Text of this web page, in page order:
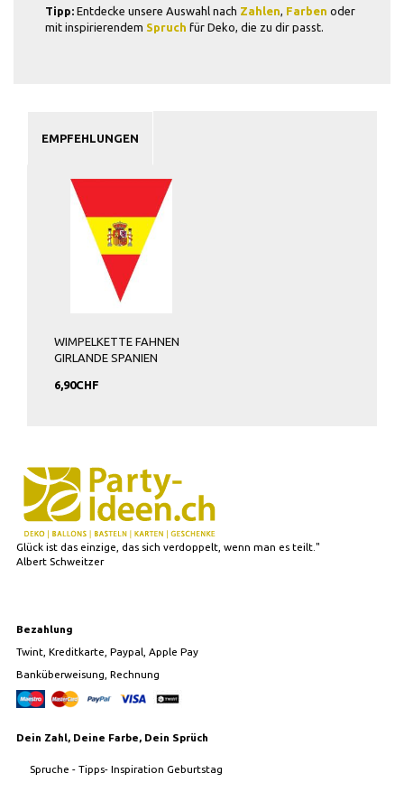
Tipp: Entdecke unsere Auswahl nach Zahlen, Farben oder
mit inspirierendem Spruch für Deko, die zu dir passt.
EMPFEHLUNGEN
WIMPELKETTE FAHNEN
GIRLANDE SPANIEN
6,90CHF
Glück ist das einzige, das sich verdoppelt, wenn man es teilt."
Albert Schweitzer
Bezahlung
Twint, Kreditkarte, Paypal, Apple Pay
Banküberweisung, Rechnung
Dein Zahl, Deine Farbe, Dein Sprüch
Spruche - Tipps- Inspiration Geburtstag